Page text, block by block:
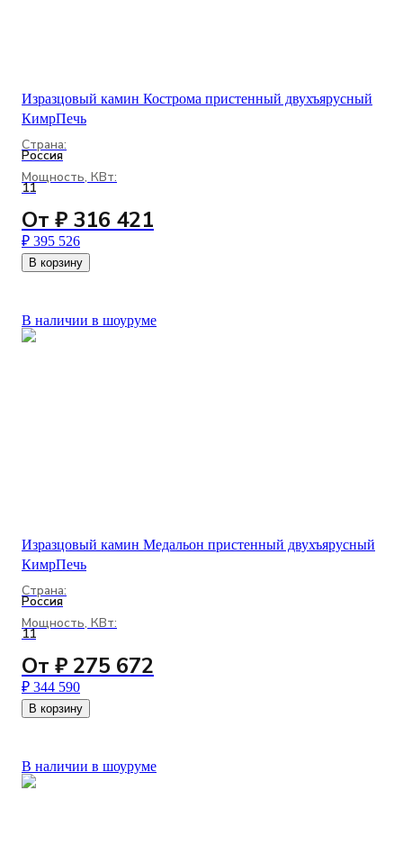
Изразцовый камин Кострома пристенный двухъярусный
КимрПечь
Страна:
Россия
Мощность, КВт:
11
От ₽ 316 421
₽ 395 526
В корзину
В наличии в шоуруме
Изразцовый камин Медальон пристенный двухъярусный
КимрПечь
Страна:
Россия
Мощность, КВт:
11
От ₽ 275 672
₽ 344 590
В корзину
В наличии в шоуруме